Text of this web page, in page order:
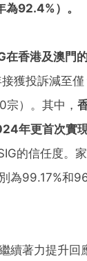
為92.4%）。
在香港及澳門
獲投訴減至
）。其中，
年更首次實
的信任度。
為99.17%和
續著力提升回